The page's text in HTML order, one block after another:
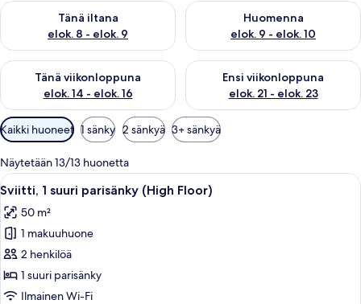
Tänä iltana
elok. 8 - elok. 9
Tarkista tämän illan saatavuus elok. 8 - elok. 9
Huomenna
elok. 9 - elok. 10
Tarkista huomisen saatavuus
Tänä viikonloppuna
elok. 14 - elok. 16
Tarkista tämän viikonlopun saatavuus elok. 14 - elok. 16
Ensi viikonloppuna
elok. 21 - elok. 23
Tarkista ensi viikonlopun
Huoneille
saatavilla
olevia
suodattimia
Kaikki huoneet 1 sänky 2 sänkyä 3+ sänkyä
Näytetään 13/13 huonetta
Avaa
kaikki
huonetyypin
Sviitti,
1
suuri
parisänky
Hotellihuone, jossa on suuri sänky,
4
Sviitti, 1 suuri parisänky (High Floor)
50 m²
1 makuuhuone
2 henkilöä
1 suuri parisänky
Ilmainen Wi-Fi